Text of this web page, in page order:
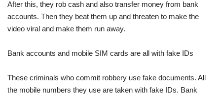
After this, they rob cash and also transfer money from bank
accounts. Then they beat them up and threaten to make the
video viral and make them run away.
Bank accounts and mobile SIM cards are all with fake IDs
These criminals who commit robbery use fake documents. All
the mobile numbers they use are taken with fake IDs. Bank